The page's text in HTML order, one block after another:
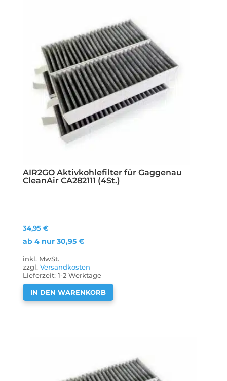
AIR2GO Aktivkohlefilter für Gaggenau
CleanAir CA282111 (4St.)
34,95€
ab 4 nur30,95€
inkl. MwSt.
zzgl.Versandkosten
Lieferzeit:1-2 Werktage
IN DEN WARENKORB